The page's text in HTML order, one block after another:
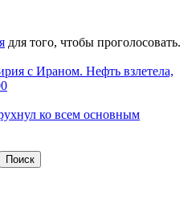
для того, чтобы проголосовать.
с Ираном. Нефть взлетела,
ко всем основным
Поиск